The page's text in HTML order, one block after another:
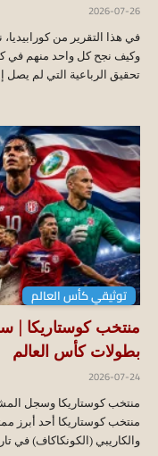
2026-07-26
في هذا التقرير من
وكيف نجح كل واحد منهم في
تحقيق الرباعية التي لم
توثيقي كأس العالم
منتخب كوستاريكا |
بطولات كأس العالم
2026-07-24
منتخب كوستاريكا وسجل
منتخب كوستاريكا أحد أبرز
والكاريبي (الكونكاكاف) في